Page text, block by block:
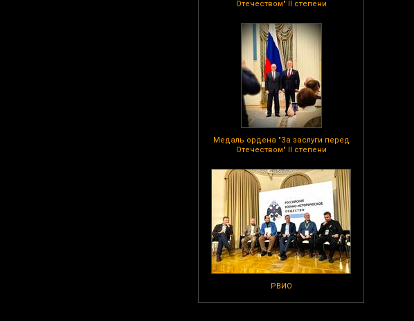
Отечеством" II степени
Медаль ордена "За заслуги перед
Отечеством" II степени
РВИО